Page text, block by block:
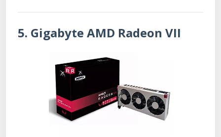
5. Gigabyte AMD Radeon VII